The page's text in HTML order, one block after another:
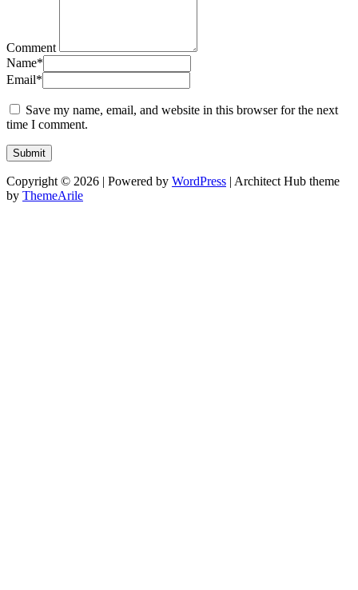
Comment
Name*
Email*
Save my name, email, and website in this browser for the next
time I comment.
Copyright © 2026 | Powered by WordPress | Architect Hub theme
by ThemeArile